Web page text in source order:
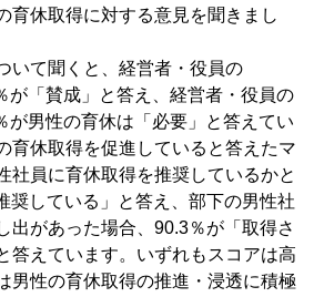
育休取得に対する意見を聞きまし
いて聞くと、経営者・役員の
が「賛成」と答え、経営者・役員の
が男性の育休は「必要」と答えてい
育休取得を促進していると答えたマ
社員に育休取得を推奨しているかと
奨している」と答え、部下の男性社
出があった場合、90.3％が「取得さ
答えています。いずれもスコアは高
男性の育休取得の推進・浸透に積極